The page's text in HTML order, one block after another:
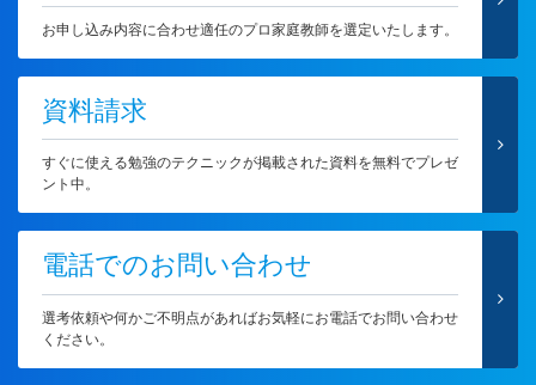
お申し込み内容に合わせ適任のプロ家庭教師を選定いたします。
資料請求
すぐに使える勉強のテクニックが掲載された資料を無料でプレゼ
ント中。
電話でのお問い合わせ
選考依頼や何かご不明点があればお気軽にお電話でお問い合わせ
ください。